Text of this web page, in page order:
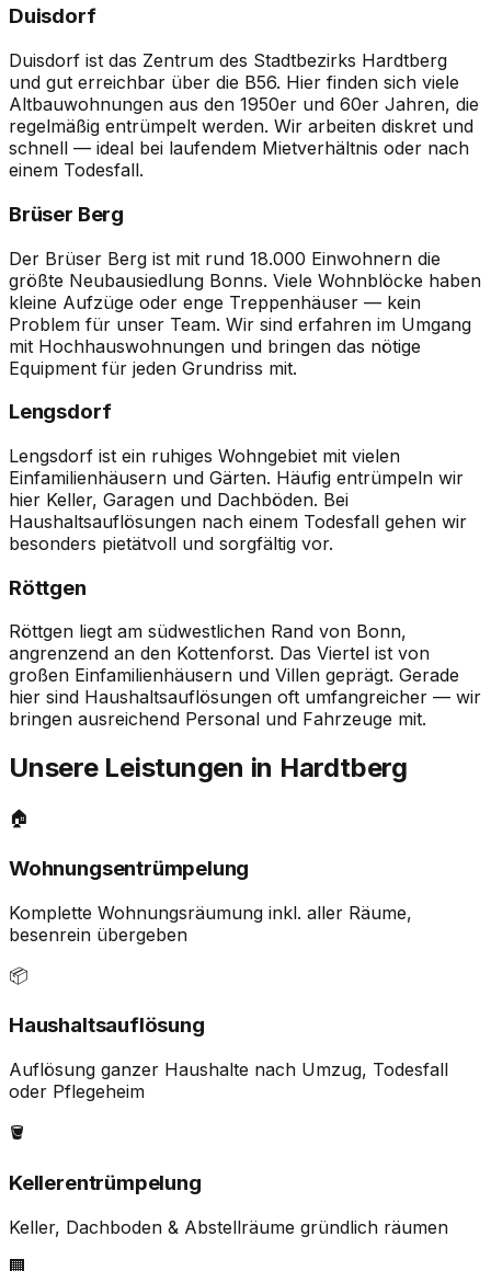
Duisdorf
Duisdorf ist das Zentrum des Stadtbezirks Hardtberg
und gut erreichbar über die B56. Hier finden sich viele
Altbauwohnungen aus den 1950er und 60er Jahren, die
regelmäßig entrümpelt werden. Wir arbeiten diskret und
schnell — ideal bei laufendem Mietverhältnis oder nach
einem Todesfall.
Brüser Berg
Der Brüser Berg ist mit rund 18.000 Einwohnern die
größte Neubausiedlung Bonns. Viele Wohnblöcke haben
kleine Aufzüge oder enge Treppenhäuser — kein
Problem für unser Team. Wir sind erfahren im Umgang
mit Hochhauswohnungen und bringen das nötige
Equipment für jeden Grundriss mit.
Lengsdorf
Lengsdorf ist ein ruhiges Wohngebiet mit vielen
Einfamilienhäusern und Gärten. Häufig entrümpeln wir
hier Keller, Garagen und Dachböden. Bei
Haushaltsauflösungen nach einem Todesfall gehen wir
besonders pietätvoll und sorgfältig vor.
Röttgen
Röttgen liegt am südwestlichen Rand von Bonn,
angrenzend an den Kottenforst. Das Viertel ist von
großen Einfamilienhäusern und Villen geprägt. Gerade
hier sind Haushaltsauflösungen oft umfangreicher — wir
bringen ausreichend Personal und Fahrzeuge mit.
Unsere Leistungen in Hardtberg
🏠
Wohnungsentrümpelung
Komplette Wohnungsräumung inkl. aller Räume,
besenrein übergeben
📦
Haushaltsauflösung
Auflösung ganzer Haushalte nach Umzug, Todesfall
oder Pflegeheim
🪣
Kellerentrümpelung
Keller, Dachboden & Abstellräume gründlich räumen
🏢